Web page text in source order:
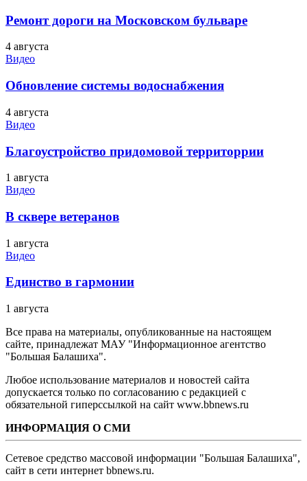
Ремонт дороги на Московском бульваре
4 августа
Видео
Обновление системы водоснабжения
4 августа
Видео
Благоустройство придомовой территоррии
1 августа
Видео
В сквере ветеранов
1 августа
Видео
Единство в гармонии
1 августа
Все права на материалы, опубликованные на настоящем
сайте, принадлежат МАУ "Информационное агентство
"Большая Балашиха".
Любое использование материалов и новостей сайта
допускается только по согласованию с редакцией с
обязательной гиперссылкой на сайт www.bbnews.ru
ИНФОРМАЦИЯ О СМИ
Сетевое средство массовой информации "Большая Балашиха",
сайт в сети интернет bbnews.ru.